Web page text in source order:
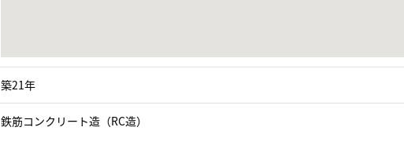
築21年
鉄筋コンクリート造（RC造）